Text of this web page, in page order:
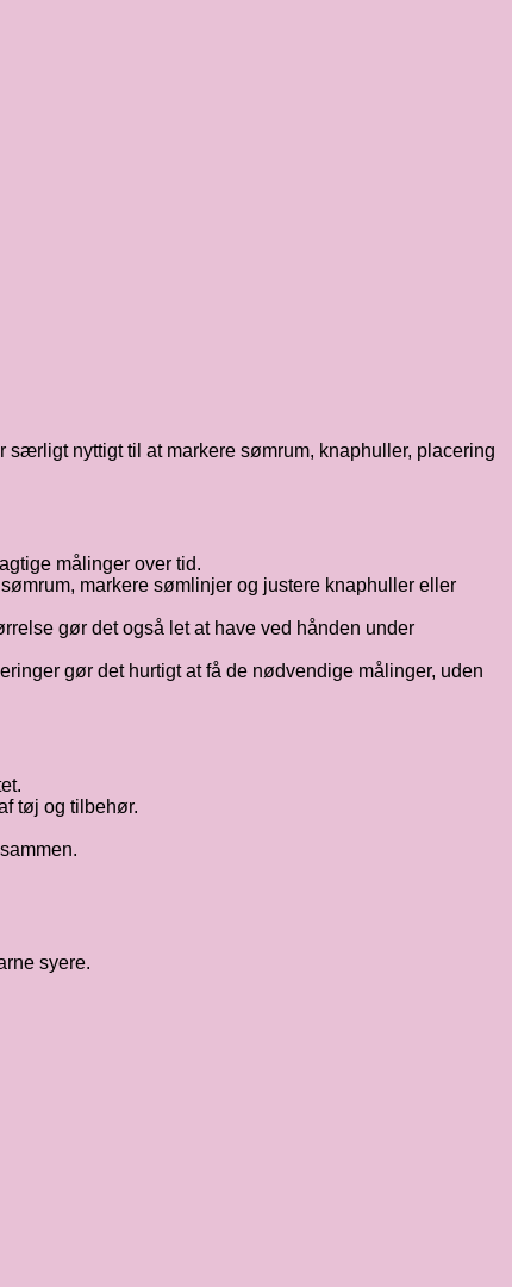
nyttigt til at markere sømrum, knaphuller, placering
målinger over tid.
markere sømlinjer og justere knaphuller eller
gør det også let at have ved hånden under
gør det hurtigt at få de nødvendige målinger, uden
tøj og tilbehør.
syere.